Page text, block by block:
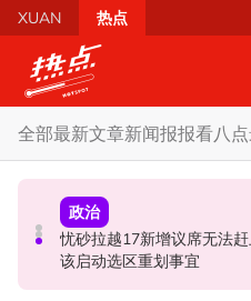
Skip to main content
XUAN 热点
全部最新文章新闻报报看八
政治
政治
自上周起不能访问MyKHAS系统 罗诗雅：影响
类援助发放
政治
忧砂拉越17新增议席无法赶上砂选举 阿都
该启动选区重划事宜